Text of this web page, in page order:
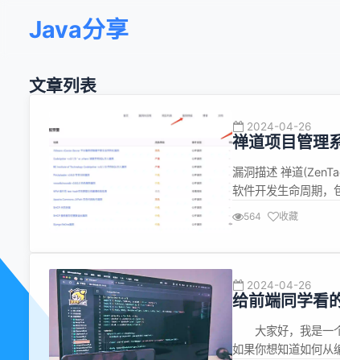
Java分享
文章列表
2024-04-26
禅道项目管理
漏洞描述 禅道
软件开发生命周期，
理等功能。 受影响
564 收藏
2024-04-26
给前端同学看
大家好，我是一个
如果你想知道如何